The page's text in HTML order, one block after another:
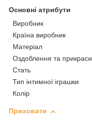
Основні атрибути
Виробник
Країна виробник
Матеріал
Оздоблення та прикраси
Стать
Тип інтимної іграшки
Колір
Приховати